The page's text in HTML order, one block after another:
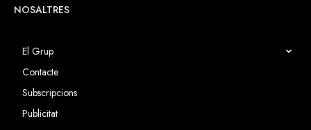
NOSALTRES
El Grup
Contacte
Subscripcions
Publicitat